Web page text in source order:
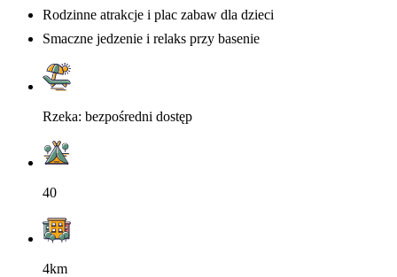
Rodzinne atrakcje i plac zabaw dla dzieci
Smaczne jedzenie i relaks przy basenie
Rzeka: bezpośredni dostęp
40
4km